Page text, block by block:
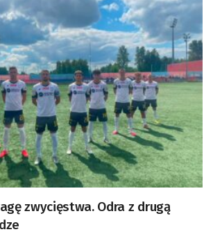
zwycięstwa. Odra z drugą